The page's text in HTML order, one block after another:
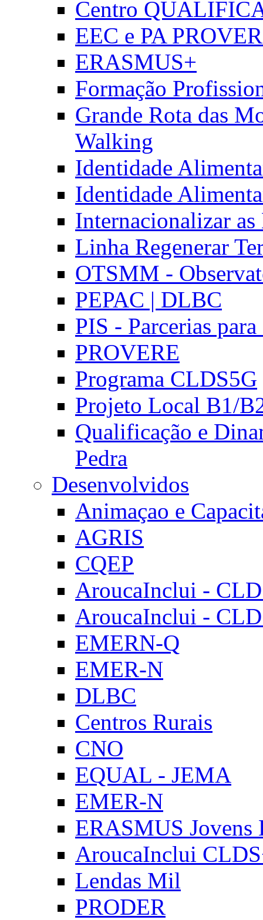
Centro
EEC e PA
ERASMUS+
Formação
Grande Rota das
Walking
Identidade
Identidade
Internacionalizar
Linha Regenerar
OTSMM -
PEPAC | DLBC
PIS - Parcerias
PROVERE
Programa CLDS5G
Projeto Local B1/
Qualificação e
Pedra
Desenvolvidos
Animaçao e
AGRIS
CQEP
AroucaInclui -
AroucaInclui -
EMERN-Q
EMER-N
DLBC
Centros Rurais
CNO
EQUAL - JEMA
EMER-N
ERASMUS Jovens
AroucaInclui
Lendas Mil
PRODER